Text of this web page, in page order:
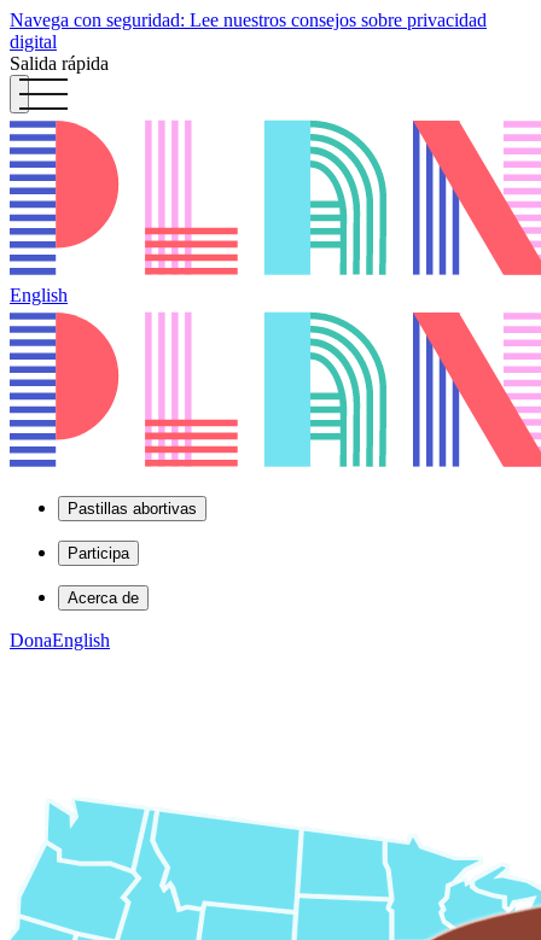
Navega con seguridad: Lee nuestros consejos sobre privacidad
digital
Salida rápida
English
Pastillas abortivas
Participa
Acerca de
DonaEnglish